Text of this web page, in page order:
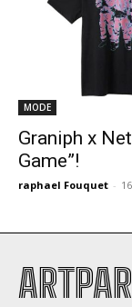
MODE
Graniph x
Game”!
raphael Fouquet -